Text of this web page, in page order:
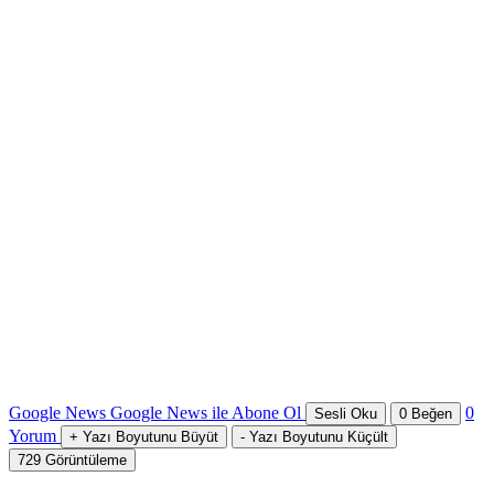
Google News Google News ile Abone Ol Sesli Oku 0 Beğen
0
Yorum
+ Yazı Boyutunu Büyüt - Yazı Boyutunu Küçült
729 Görüntüleme